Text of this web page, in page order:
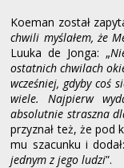
Koeman został
chwili myślałem, że
Luuka de Jonga: „
ostatnich chwilach
wcześniej, gdyby coś
wiele. Najpierw
absolutnie straszna
przyznał też, że pod
mu szacunku i
jednym z jego ludzi”.